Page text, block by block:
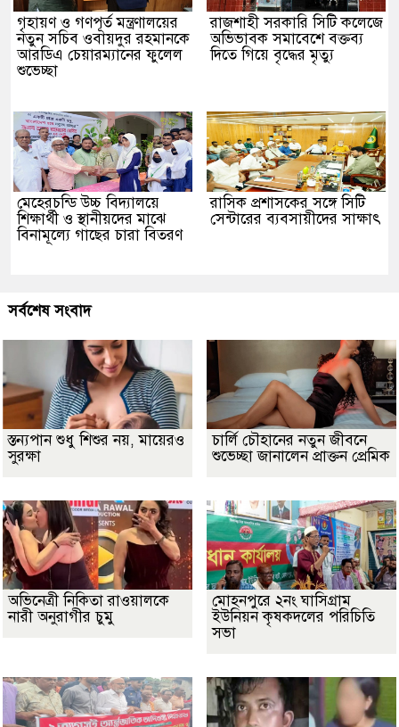
গৃহায়ণ ও গণপূর্ত মন্ত্রণালয়ের
নতুন সচিব ওবায়দুর রহমানকে
আরডিএ চেয়ারম্যানের ফুলেল
শুভেচ্ছা
রাজশাহী সরকারি সিটি কলেজে
অভিভাবক সমাবেশে বক্তব্য
দিতে গিয়ে বৃদ্ধের মৃত্যু
মেহেরচন্ডি উচ্চ বিদ্যালয়ে
শিক্ষার্থী ও স্থানীয়দের মাঝে
বিনামূল্যে গাছের চারা বিতরণ
রাসিক প্রশাসকের সঙ্গে সিটি
সেন্টারের ব্যবসায়ীদের সাক্ষাৎ
সর্বশেষ সংবাদ
স্তন্যপান শুধু শিশুর নয়, মায়েরও
সুরক্ষা
চার্লি চৌহানের নতুন জীবনে
শুভেচ্ছা জানালেন প্রাক্তন প্রেমিক
অভিনেত্রী নিকিতা রাওয়ালকে
নারী অনুরাগীর চুমু
মোহনপুরে ২নং ঘাসিগ্রাম
ইউনিয়ন কৃষকদলের পরিচিতি
সভা